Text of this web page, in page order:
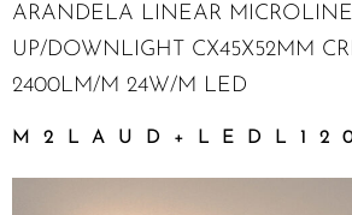
ARANDELA LINEAR
UP/DOWNLIGHT CX45X52MM
2400LM/M 24W/M LED